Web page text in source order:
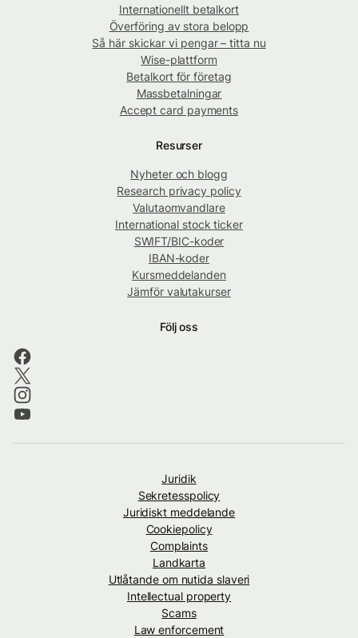
Internationellt betalkort
Överföring av stora belopp
Så här skickar vi pengar – titta nu
Wise-plattform
Betalkort för företag
Massbetalningar
Accept card payments
Resurser
Nyheter och blogg
Research privacy policy
Valutaomvandlare
International stock ticker
SWIFT/BIC-koder
IBAN-koder
Kursmeddelanden
Jämför valutakurser
Följ oss
Juridik
Sekretesspolicy
Juridiskt meddelande
Cookiepolicy
Complaints
Landkarta
Utlåtande om nutida slaveri
Intellectual property
Scams
Law enforcement